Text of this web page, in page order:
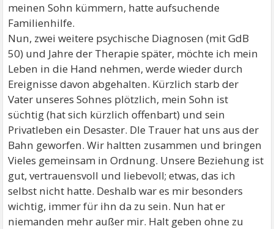
meinen Sohn kümmern, hatte aufsuchende
Familienhilfe.
Nun, zwei weitere psychische Diagnosen (mit GdB
50) und Jahre der Therapie später, möchte ich mein
Leben in die Hand nehmen, werde wieder durch
Ereignisse davon abgehalten. Kürzlich starb der
Vater unseres Sohnes plötzlich, mein Sohn ist
süchtig (hat sich kürzlich offenbart) und sein
Privatleben ein Desaster. DIe Trauer hat uns aus der
Bahn geworfen. Wir haltten zusammen und bringen
Vieles gemeinsam in Ordnung. Unsere Beziehung ist
gut, vertrauensvoll und liebevoll; etwas, das ich
selbst nicht hatte. Deshalb war es mir besonders
wichtig, immer für ihn da zu sein. Nun hat er
niemanden mehr außer mir. Halt geben ohne zu